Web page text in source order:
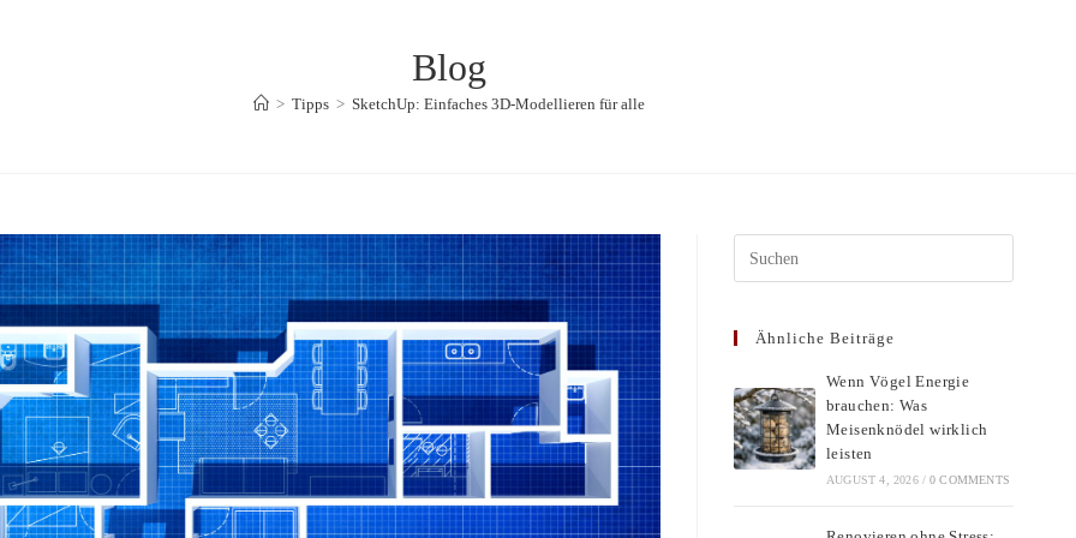
Blog
> Tipps > SketchUp: Einfaches 3D-Modellieren für alle
Escape
Ähnliche Beiträge
Wenn Vögel Energie
brauchen: Was
Meisenknödel wirklich
leisten
AUGUST 4, 2026 / 0 COMMENTS